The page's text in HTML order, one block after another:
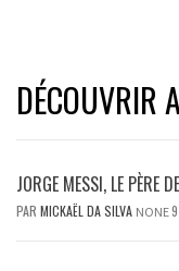
DÉCOUVRIR
JORGE MESSI, LE PÈRE
PAR MICKAËL DA SILVA NONE